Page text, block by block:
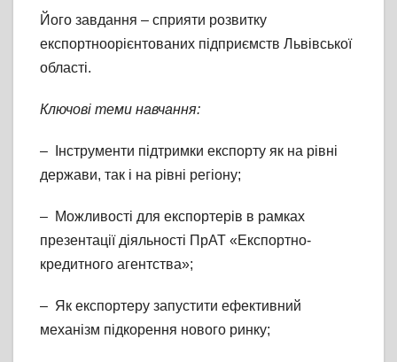
Його завдання – сприяти розвитку
експортноорієнтованих підприємств Львівської
області.
Ключові теми навчання:
– Інструменти підтримки експорту як на рівні
держави, так і на рівні регіону;
– Можливості для експортерів в рамках
презентації діяльності ПрАТ «Експортно-
кредитного агентства»;
– Як експортеру запустити ефективний
механізм підкорення нового ринку;